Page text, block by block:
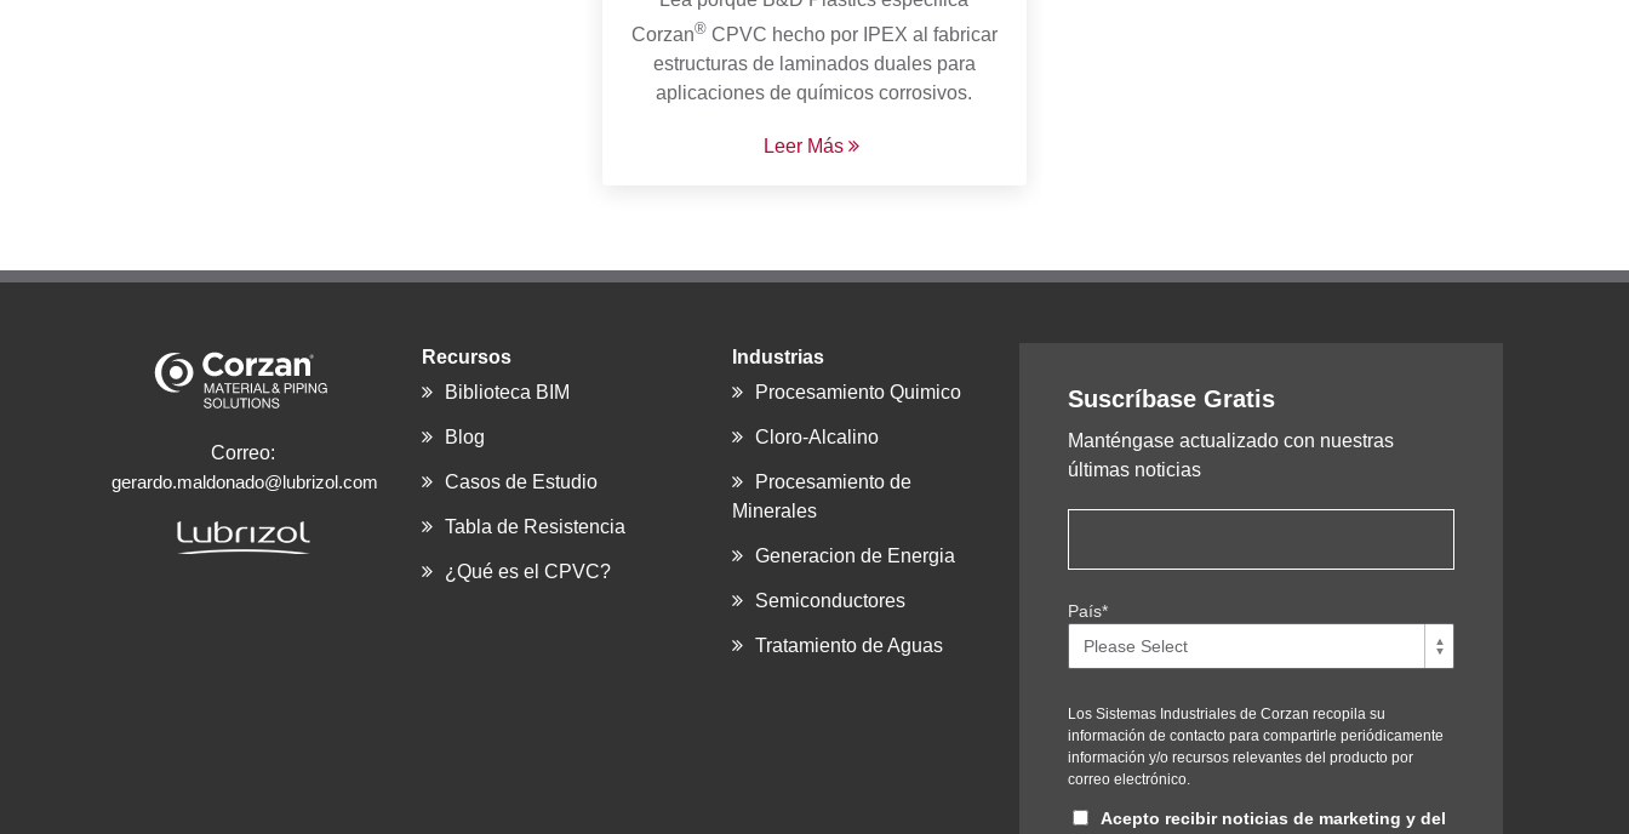
Corzan®CPVC hecho por IPEX al fabricar
estructuras de laminados duales para
aplicaciones de químicos corrosivos.
Leer Más
Correo:
gerardo.maldonado@lubrizol.com
Recursos
Biblioteca BIM
Blog
Casos de Estudio
Tabla de Resistencia
¿Qué es el CPVC?
Industrias
Procesamiento Quimico
Cloro-Alcalino
Procesamiento de
Minerales
Generacion de Energia
Semiconductores
Tratamiento de Aguas
Suscríbase Gratis
Manténgase actualizado con nuestras
últimas noticias
País*
Los Sistemas Industriales de Corzan recopila su
información de contacto para compartirle periódicamente
información y/o recursos relevantes del producto por
correo electrónico.
Acepto recibir noticias de marketing y del